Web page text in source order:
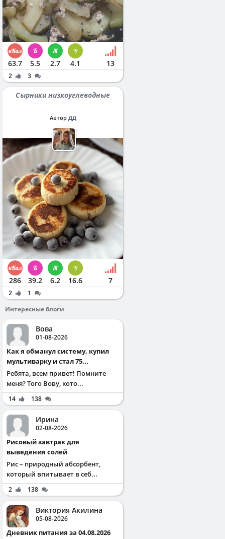
63.7 5.5 2.7 4.1 13
2 3
Сырники низкоуглеводные
Автор ДД
286 39.2 6.2 16.6 7
2
1
Интересные блоги
Вова
01-08-2026
Как я обманул систему, купил
мультиварку и стал 75...
Ребята, всем привет! Помните
меня? Того Вову, кото...
14 138
Ирина
02-08-2026
Рисовый завтрак для
выведения солей
Рис – природный абсорбент,
который впитывает в себ...
2 138
Виктория Акилина
05-08-2026
Дневник питания за 04.08.2026